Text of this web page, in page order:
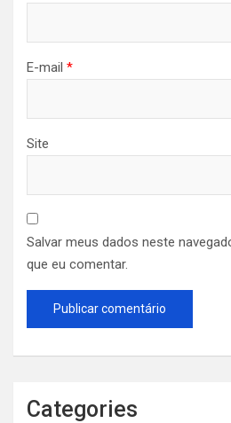
E-mail *
Site
Salvar meus dados neste
que eu comentar.
Categories